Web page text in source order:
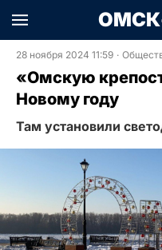
28 ноября 2024 11:59 ·
«Омскую
Новому году
Там установили